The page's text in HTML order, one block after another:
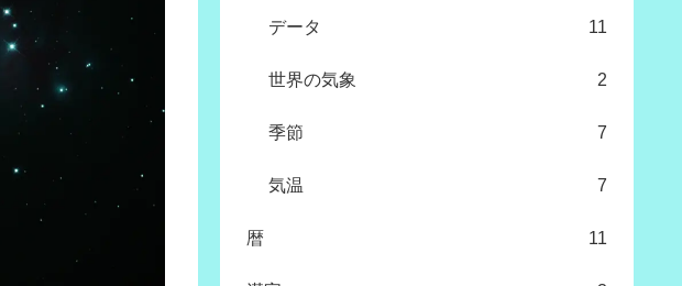
データ 11
世界の気象 2
季節 7
気温 7
暦 11